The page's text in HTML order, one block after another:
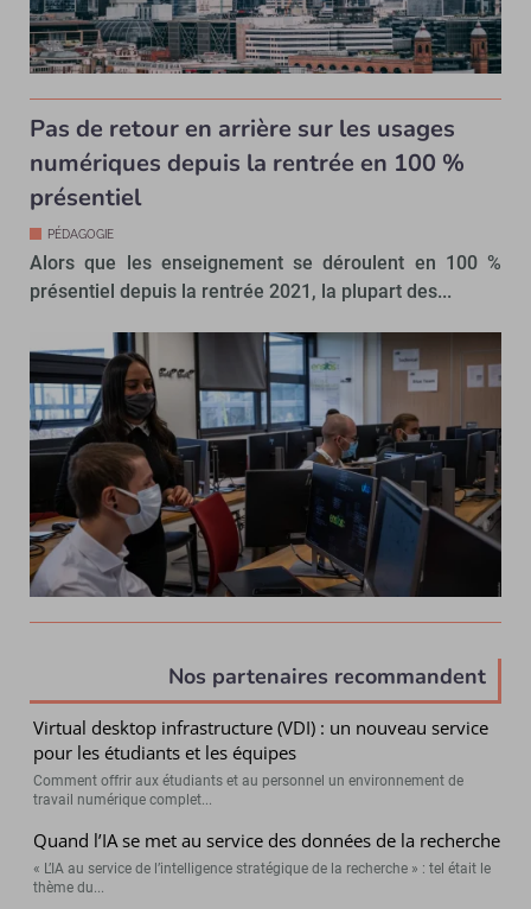
Pas de retour en arrière sur les usages
numériques depuis la rentrée en 100 %
présentiel
PÉDAGOGIE
Alors que les enseignement se déroulent en 100 %
présentiel depuis la rentrée 2021, la plupart des...
Nos partenaires recommandent
Virtual desktop infrastructure (VDI) : un nouveau service
pour les étudiants et les équipes
Comment offrir aux étudiants et au personnel un environnement de
travail numérique complet...
Quand l’IA se met au service des données de la recherche
« L’IA au service de l’intelligence stratégique de la recherche » : tel était le
thème du...